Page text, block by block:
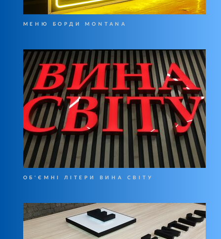
МЕНЮ БОРДИ MONTANA
ОБ'ЄМНІ ЛІТЕРИ ВИНА СВІТУ